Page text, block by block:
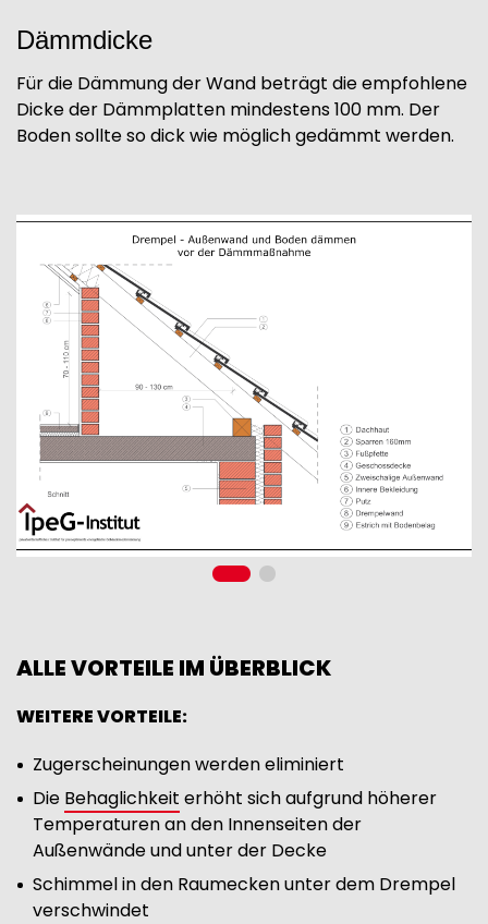
Dämmdicke
Für die Dämmung der Wand beträgt die empfohlene
Dicke der Dämmplatten mindestens 100 mm. Der
Boden sollte so dick wie möglich gedämmt werden.
Image
ALLE VORTEILE IM ÜBERBLICK
WEITERE VORTEILE:
Zugerscheinungen werden eliminiert
Die Behaglichkeit erhöht sich aufgrund höherer
Temperaturen an den Innenseiten der
Außenwände und unter der Decke
Schimmel in den Raumecken unter dem Drempel
verschwindet